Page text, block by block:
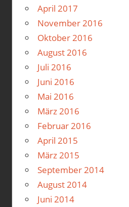
April 2017
November 2016
Oktober 2016
August 2016
Juli 2016
Juni 2016
Mai 2016
März 2016
Februar 2016
April 2015
März 2015
September 2014
August 2014
Juni 2014